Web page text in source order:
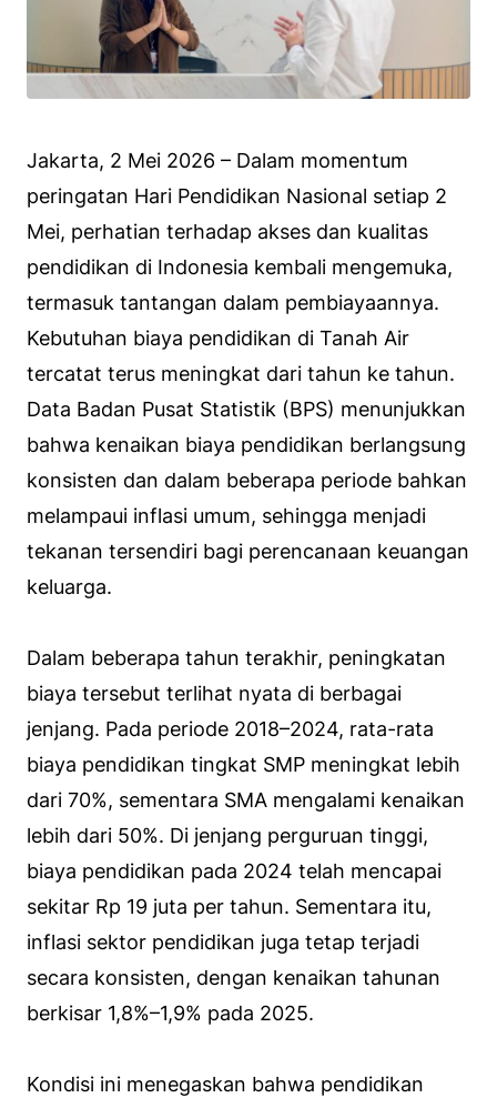
Jakarta, 2 Mei 2026 – Dalam momentum
peringatan Hari Pendidikan Nasional setiap 2
Mei, perhatian terhadap akses dan kualitas
pendidikan di Indonesia kembali mengemuka,
termasuk tantangan dalam pembiayaannya.
Kebutuhan biaya pendidikan di Tanah Air
tercatat terus meningkat dari tahun ke tahun.
Data Badan Pusat Statistik (BPS) menunjukkan
bahwa kenaikan biaya pendidikan berlangsung
konsisten dan dalam beberapa periode bahkan
melampaui inflasi umum, sehingga menjadi
tekanan tersendiri bagi perencanaan keuangan
keluarga.
Dalam beberapa tahun terakhir, peningkatan
biaya tersebut terlihat nyata di berbagai
jenjang. Pada periode 2018–2024, rata-rata
biaya pendidikan tingkat SMP meningkat lebih
dari 70%, sementara SMA mengalami kenaikan
lebih dari 50%. Di jenjang perguruan tinggi,
biaya pendidikan pada 2024 telah mencapai
sekitar Rp 19 juta per tahun. Sementara itu,
inflasi sektor pendidikan juga tetap terjadi
secara konsisten, dengan kenaikan tahunan
berkisar 1,8%–1,9% pada 2025.
Kondisi ini menegaskan bahwa pendidikan